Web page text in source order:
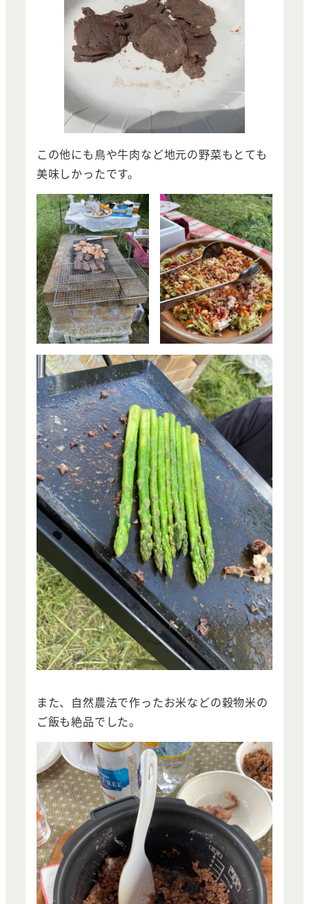
この他にも鳥や牛肉など地元の野菜もとても
美味しかったです。
また、自然農法で作ったお米などの穀物米の
ご飯も絶品でした。